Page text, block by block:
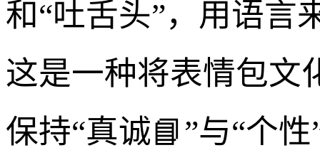
和“吐舌头”，用语言
这是一种将表情包文
保持“真诚📘”与“个